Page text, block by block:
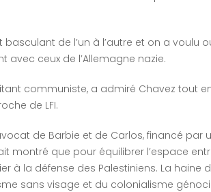
de l’un à l’autre et on a voulu
avec ceux de l’Allemagne nazie.
communiste, a admiré Chavez tout
de LFI.
de Barbie et de Carlos, financé par
montré que pour équilibrer l’espace
à la défense des Palestiniens. La haine
sans visage et du colonialisme